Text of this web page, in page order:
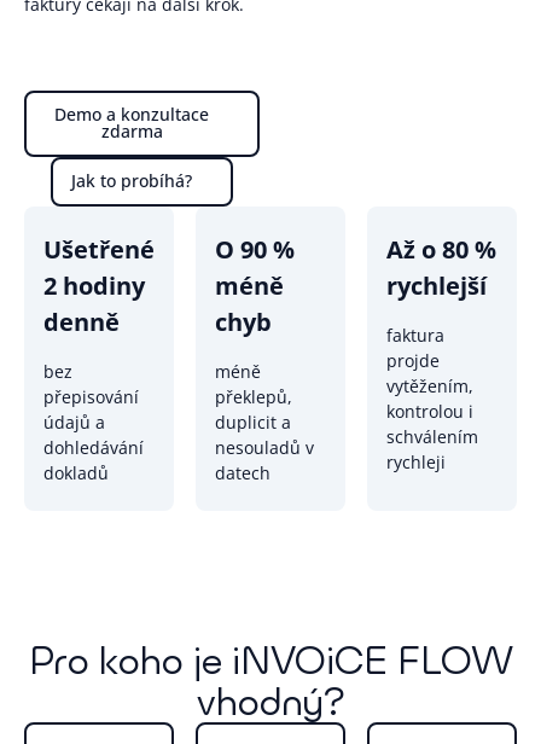
faktury čekají na další krok.
Demo a konzultace
zdarma
Jak to probíhá?
Ušetřené
2 hodiny
denně
bez
přepisování
údajů a
dohledávání
dokladů
O 90 %
méně
chyb
méně
překlepů,
duplicit a
nesouladů v
datech
Až o 80 %
rychlejší
faktura
projde
vytěžením,
kontrolou i
schválením
rychleji
Pro koho je iNVOiCE FLOW
vhodný?